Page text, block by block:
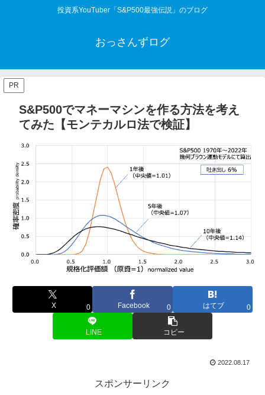
投資系YouTuber「S&P500最強伝説」のブログ
おっさんずログ
PR
S&P500でマネーマシンを作る方法を考え
てみた【モンテカルロ法で検証】
X 0 Facebook 0 はてブ 0
LINE コピー
2022.08.17
スポンサーリンク